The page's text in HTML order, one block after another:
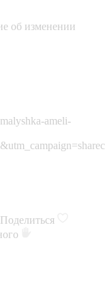
об изменении
ameli-
Поделиться